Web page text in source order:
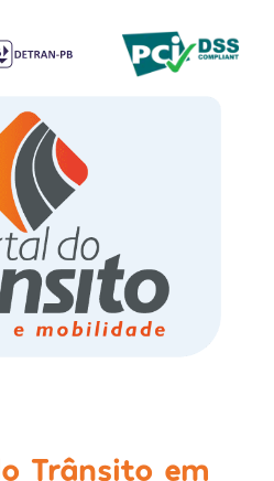
Trânsito em